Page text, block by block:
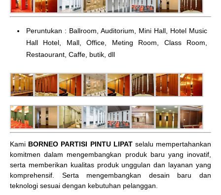
Peruntukan : Ballroom, Auditorium, Mini Hall, Hotel Music
Hall Hotel, Mall, Office, Meting Room, Class Room,
Restaourant, Caffe, butik, dll
Kami BORNEO PARTISI PINTU LIPATselalu mempertahankan
komitmen dalam mengembangkan produk baru yang inovatif,
serta memberikan kualitas produk unggulan dan layanan yang
komprehensif. Serta mengembangkan desain baru dan
teknologi sesuai dengan kebutuhan pelanggan.